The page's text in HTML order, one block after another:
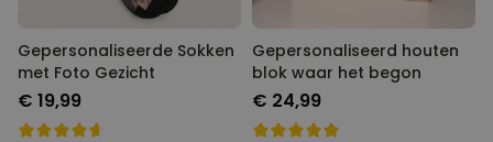
Gepersonaliseerde Sokken
met Foto Gezicht
€ 19,99
Gepersonaliseerd houten
blok waar het begon
€ 24,99